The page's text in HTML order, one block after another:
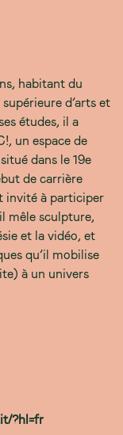
habitant du
d’arts et
études, il a
un espace de
dans le 19e
de carrière
invité à participer
mêle sculpture,
et la vidéo, et
qu’il mobilise
à un univers
?hl=fr